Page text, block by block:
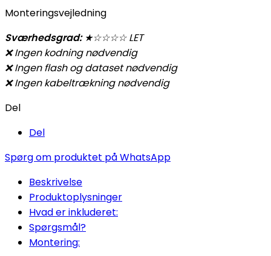
Monteringsvejledning
Sværhedsgrad:★☆☆☆☆ LET
❌ Ingen kodning nødvendig
❌ Ingen flash og dataset nødvendig
❌Ingen kabeltrækning nødvendig
Del
Del
Spørg om produktet på WhatsApp
Beskrivelse
Produktoplysninger
Hvad er inkluderet:
Spørgsmål?
Montering: